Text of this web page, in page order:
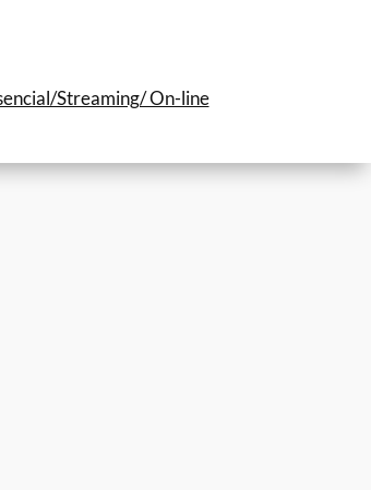
Streaming/ On-line